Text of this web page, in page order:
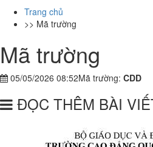
Trang chủ
>> Mã trường
Mã trường
05/05/2026 08:52Mã trường: CDD
ĐỌC THÊM BÀI